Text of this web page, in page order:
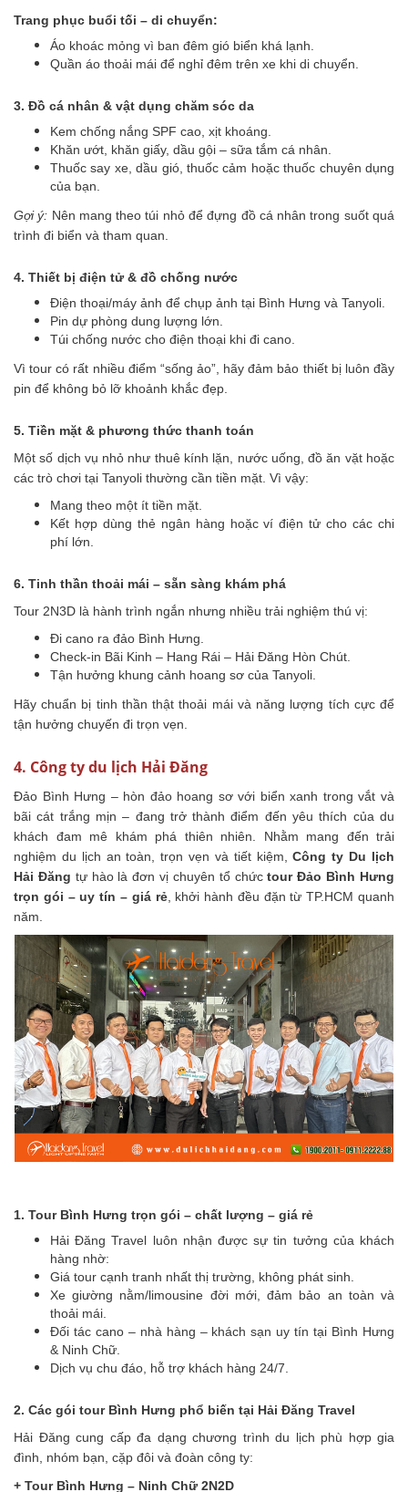
Trang phục buổi tối – di chuyển:
Áo khoác mỏng vì ban đêm gió biển khá lạnh.
Quần áo thoải mái để nghỉ đêm trên xe khi di chuyển.
3. Đồ cá nhân & vật dụng chăm sóc da
Kem chống nắng SPF cao, xịt khoáng.
Khăn ướt, khăn giấy, dầu gội – sữa tắm cá nhân.
Thuốc say xe, dầu gió, thuốc cảm hoặc thuốc chuyên dụng
của bạn.
Gợi ý: Nên mang theo túi nhỏ để đựng đồ cá nhân trong suốt quá
trình đi biển và tham quan.
4. Thiết bị điện tử & đồ chống nước
Điện thoại/máy ảnh để chụp ảnh tại Bình Hưng và Tanyoli.
Pin dự phòng dung lượng lớn.
Túi chống nước cho điện thoại khi đi cano.
Vì tour có rất nhiều điểm “sống ảo”, hãy đảm bảo thiết bị luôn đầy
pin để không bỏ lỡ khoảnh khắc đẹp.
5. Tiền mặt & phương thức thanh toán
Một số dịch vụ nhỏ như thuê kính lặn, nước uống, đồ ăn vặt hoặc
các trò chơi tại Tanyoli thường cần tiền mặt. Vì vậy:
Mang theo một ít tiền mặt.
Kết hợp dùng thẻ ngân hàng hoặc ví điện tử cho các chi
phí lớn.
6. Tinh thần thoải mái – sẵn sàng khám phá
Tour 2N3D là hành trình ngắn nhưng nhiều trải nghiệm thú vị:
Đi cano ra đảo Bình Hưng.
Check-in Bãi Kinh – Hang Rái – Hải Đăng Hòn Chút.
Tận hưởng khung cảnh hoang sơ của Tanyoli.
Hãy chuẩn bị tinh thần thật thoải mái và năng lượng tích cực để
tận hưởng chuyến đi trọn vẹn.
4. Công ty du lịch Hải Đăng
Đảo Bình Hưng – hòn đảo hoang sơ với biển xanh trong vắt và
bãi cát trắng mịn – đang trở thành điểm đến yêu thích của du
khách đam mê khám phá thiên nhiên. Nhằm mang đến trải
nghiệm du lịch an toàn, trọn vẹn và tiết kiệm,Công ty Du lịch
Hải Đăng tự hào là đơn vị chuyên tổ chứctour Đảo Bình Hưng
trọn gói – uy tín – giá rẻ, khởi hành đều đặn từ TP.HCM quanh
năm.
1. Tour Bình Hưng trọn gói – chất lượng – giá rẻ
Hải Đăng Travel luôn nhận được sự tin tưởng của khách
hàng nhờ:
Giá tour cạnh tranh nhất thị trường, không phát sinh.
Xe giường nằm/limousine đời mới, đảm bảo an toàn và
thoải mái.
Đối tác cano – nhà hàng – khách sạn uy tín tại Bình Hưng
& Ninh Chữ.
Dịch vụ chu đáo, hỗ trợ khách hàng 24/7.
2. Các gói tour Bình Hưng phổ biến tại Hải Đăng Travel
Hải Đăng cung cấp đa dạng chương trình du lịch phù hợp gia
đình, nhóm bạn, cặp đôi và đoàn công ty:
+ Tour Bình Hưng – Ninh Chữ 2N2D